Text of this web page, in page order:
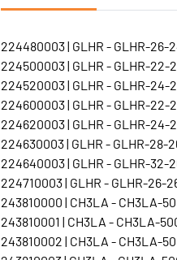
224480003 | GLHR - GLHR-26-
224500003 | GLHR - GLHR-22-
224520003 | GLHR - GLHR-24-
224600003 | GLHR - GLHR-22-
224620003 | GLHR - GLHR-24-
224630003 | GLHR - GLHR-28-
224640003 | GLHR - GLHR-32-
224710003 | GLHR - GLHR-26-
243810000 | CH3LA - CH3LA-
243810001 | CH3LA - CH3LA-
243810002 | CH3LA - CH3LA-